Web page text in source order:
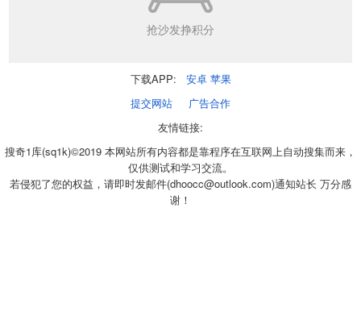
抢沙发挣积分
下载APP: 安卓 苹果
提交网站
广告合作
友情链接:
搜奇1库(sq1k)©2019 本网站所有内容都是靠程序在互联网上自动搜集而来，
仅供测试和学习交流。
若侵犯了您的权益，请即时发邮件(dhoocc@outlook.com)通知站长 万分感
谢！